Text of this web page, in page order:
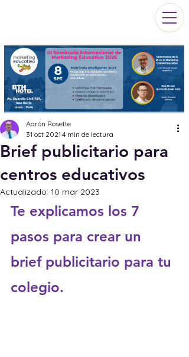
Brief publicitario para
centros educativos
Aarón Rosette
31 oct 2021 4 min de lectura
Actualizado: 10 mar 2023
Te explicamos los 7
pasos para crear un
brief publicitario para tu
colegio.